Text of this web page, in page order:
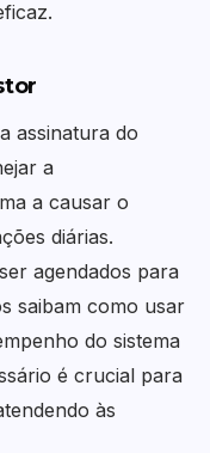
assinatura do
a
a causar o
diárias.
agendados para
saibam como usar
do sistema
é crucial para
às